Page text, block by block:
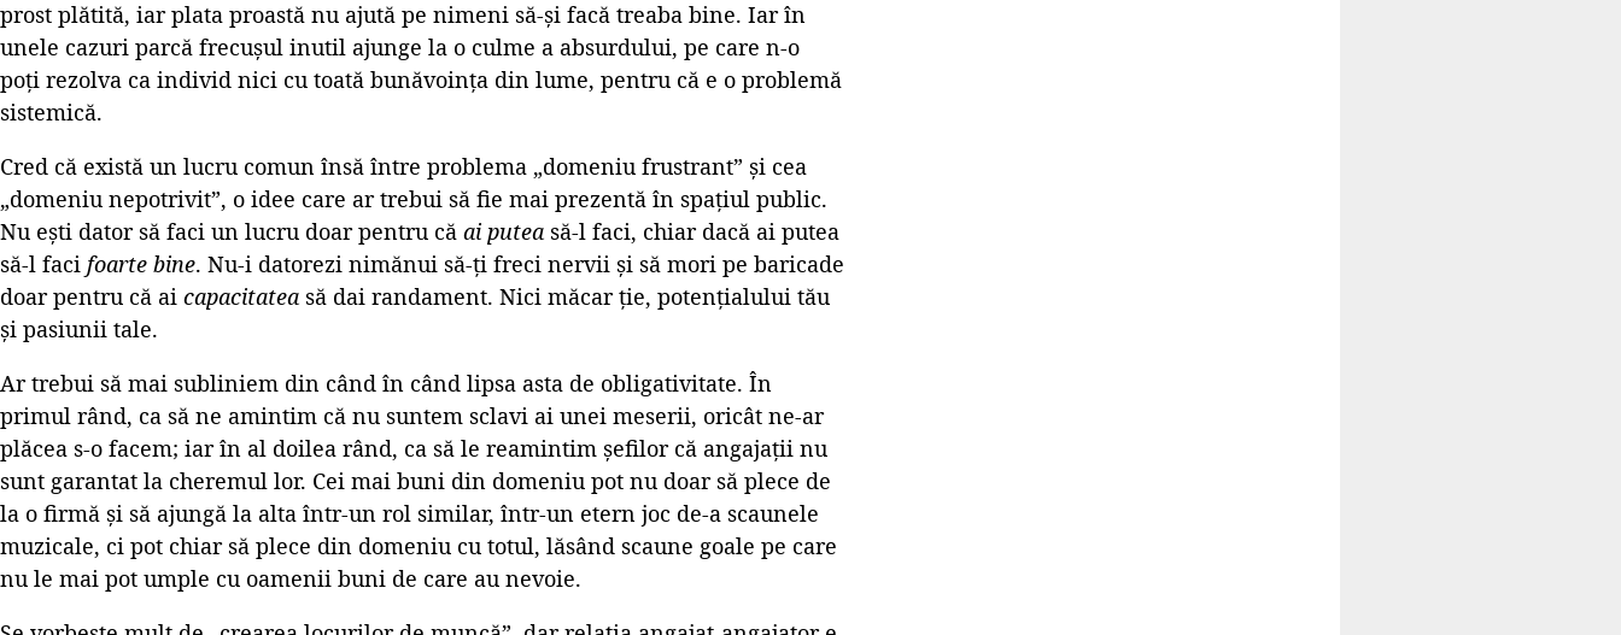
prost plătită, iar plata proastă nu ajută pe nimeni să-și facă treaba bine. Iar în
unele cazuri parcă frecușul inutil ajunge la o culme a absurdului, pe care n-o
poți rezolva ca individ nici cu toată bunăvoința din lume, pentru că e o problemă
sistemică.
Cred că există un lucru comun însă între problema „domeniu frustrant” și cea
„domeniu nepotrivit”, o idee care ar trebui să fie mai prezentă în spațiul public.
Nu ești dator să faci un lucru doar pentru că ai putea să-l faci, chiar dacă ai putea
să-l faci foarte bine. Nu-i datorezi nimănui să-ți freci nervii și să mori pe baricade
doar pentru că ai capacitatea să dai randament. Nici măcar ție, potențialului tău
și pasiunii tale.
Ar trebui să mai subliniem din când în când lipsa asta de obligativitate. În
primul rând, ca să ne amintim că nu suntem sclavi ai unei meserii, oricât ne-ar
plăcea s-o facem; iar în al doilea rând, ca să le reamintim șefilor că angajații nu
sunt garantat la cheremul lor. Cei mai buni din domeniu pot nu doar să plece de
la o firmă și să ajungă la alta într-un rol similar, într-un etern joc de-a scaunele
muzicale, ci pot chiar să plece din domeniu cu totul, lăsând scaune goale pe care
nu le mai pot umple cu oamenii buni de care au nevoie.